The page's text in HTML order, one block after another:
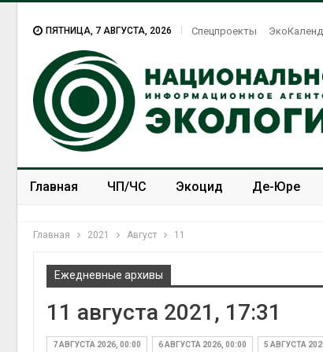
ПЯТНИЦА, 7 АВГУСТА, 2026 Спецпроекты
Главная ЧП/ЧС Экоцид Де-Юре
Главная 2021 Август 11
Ежедневные архивы
11 августа 2021, 17:31
7 АВГУСТА 2026, 00:00 6 АВГУСТА 2026, 00:00 5 АВГУСТА
В китайской провинции
Шэньси из-за паводков
эвакуировали более 140
тыс. человек